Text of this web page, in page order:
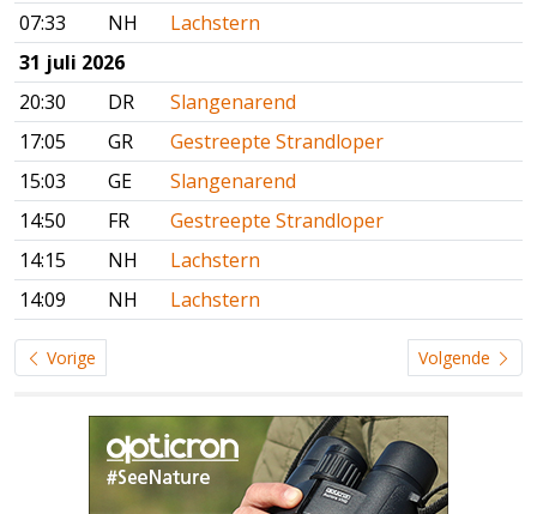
07:33
NH
Lachstern
31 juli 2026
20:30
DR
Slangenarend
17:05
GR
Gestreepte Strandloper
15:03
GE
Slangenarend
14:50
FR
Gestreepte Strandloper
14:15
NH
Lachstern
14:09
NH Lachstern
Vorige Volgende